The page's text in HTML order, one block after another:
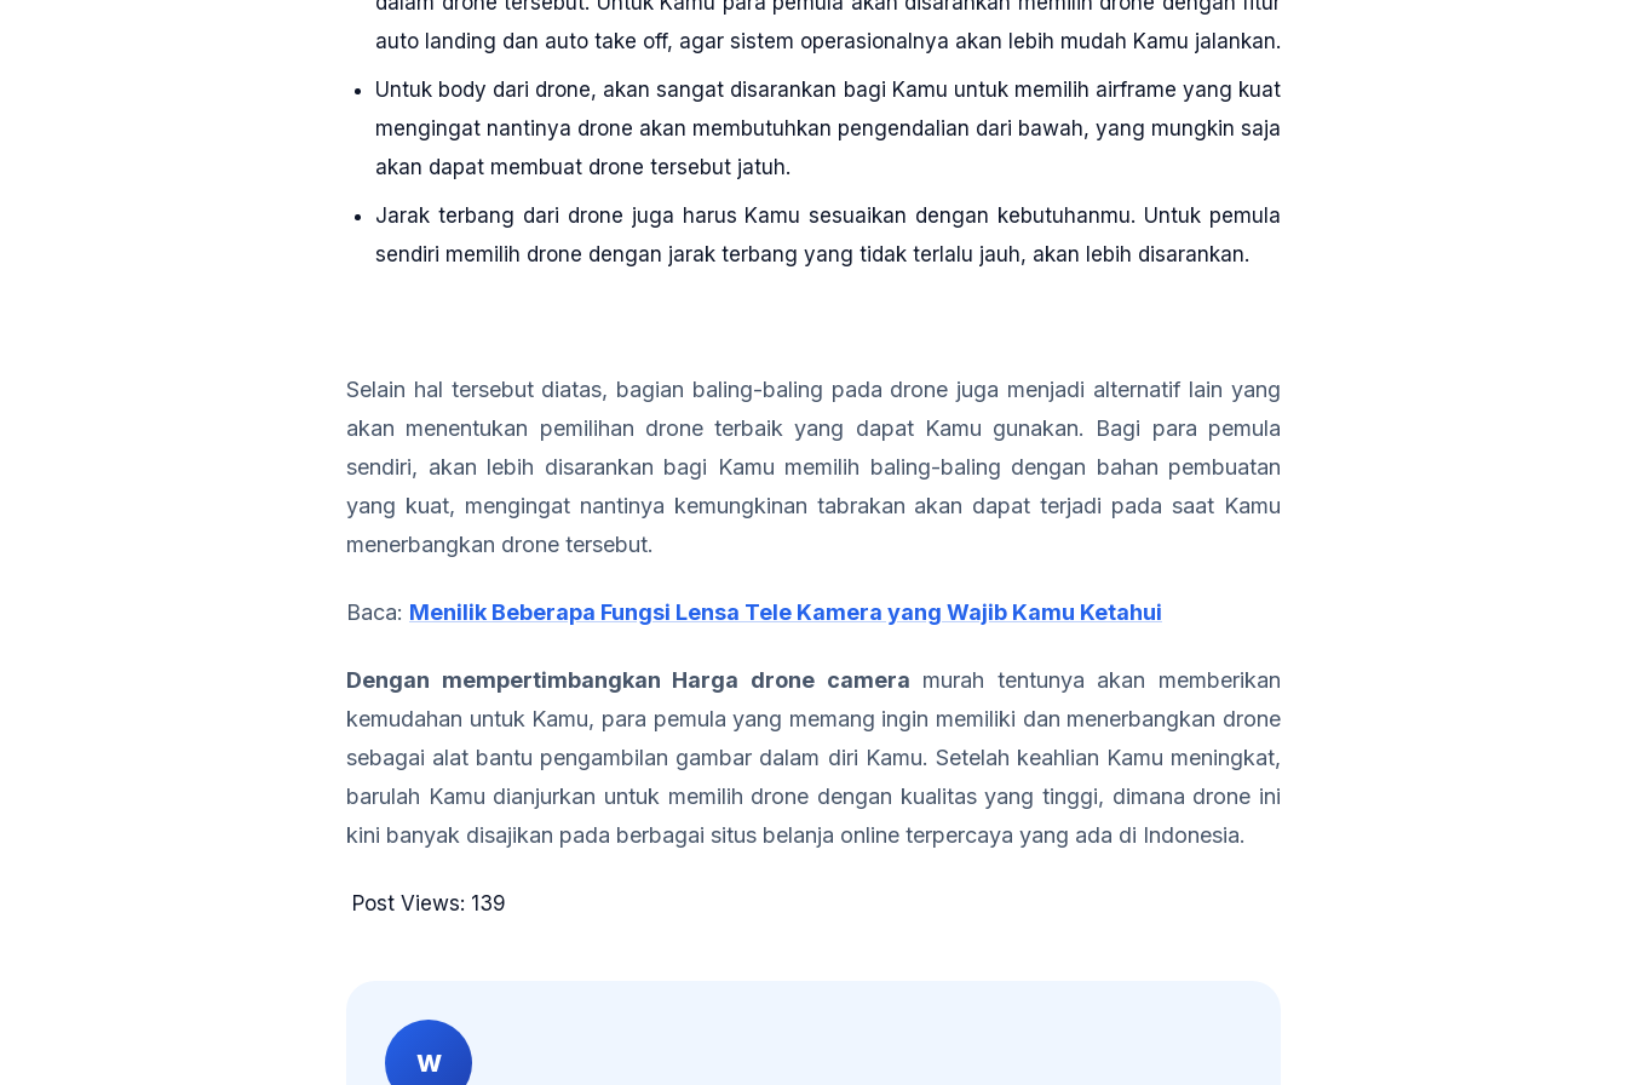
auto landing dan auto take off, agar sistem operasionalnya akan lebih mudah Kamu jalankan.
Untuk body dari drone, akan sangat disarankan bagi Kamu untuk memilih airframe yang kuat
mengingat nantinya drone akan membutuhkan pengendalian dari bawah, yang mungkin saja
akan dapat membuat drone tersebut jatuh.
Jarak terbang dari drone juga harus Kamu sesuaikan dengan kebutuhanmu. Untuk pemula
sendiri memilih drone dengan jarak terbang yang tidak terlalu jauh, akan lebih disarankan.
Selain hal tersebut diatas, bagian baling-baling pada drone juga menjadi alternatif lain yang
akan menentukan pemilihan drone terbaik yang dapat Kamu gunakan. Bagi para pemula
sendiri, akan lebih disarankan bagi Kamu memilih baling-baling dengan bahan pembuatan
yang kuat, mengingat nantinya kemungkinan tabrakan akan dapat terjadi pada saat Kamu
menerbangkan drone tersebut.
Baca: Menilik Beberapa Fungsi Lensa Tele Kamera yang Wajib Kamu Ketahui
Dengan mempertimbangkan Harga drone camera murah tentunya akan memberikan
kemudahan untuk Kamu, para pemula yang memang ingin memiliki dan menerbangkan drone
sebagai alat bantu pengambilan gambar dalam diri Kamu. Setelah keahlian Kamu meningkat,
barulah Kamu dianjurkan untuk memilih drone dengan kualitas yang tinggi, dimana drone ini
kini banyak disajikan pada berbagai situs belanja online terpercaya yang ada di Indonesia.
Post Views: 139
W